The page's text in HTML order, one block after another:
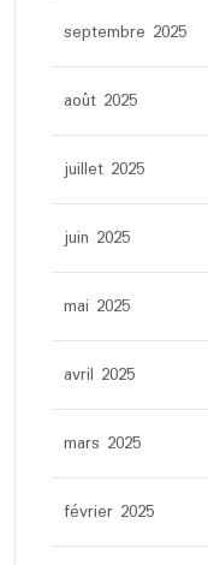
septembre 2025
août 2025
juillet 2025
juin 2025
mai 2025
avril 2025
mars 2025
février 2025